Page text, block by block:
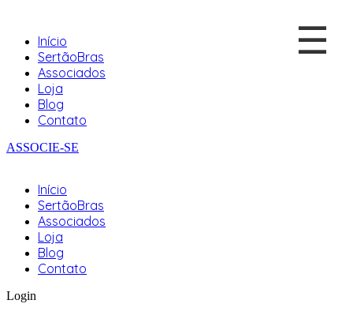
Início
SertãoBras
Associados
Loja
Blog
Contato
ASSOCIE-SE
Início
SertãoBras
Associados
Loja
Blog
Contato
☰
Login